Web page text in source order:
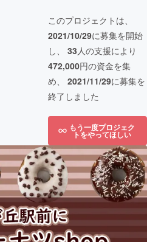
このプロジェクトは、
2021/10/29に募集を開始
し、 33人の支援により
472,000円の資金を集
め、 2021/11/29に募集を
終了しました
もう一度プロジェク
トをやってほしい